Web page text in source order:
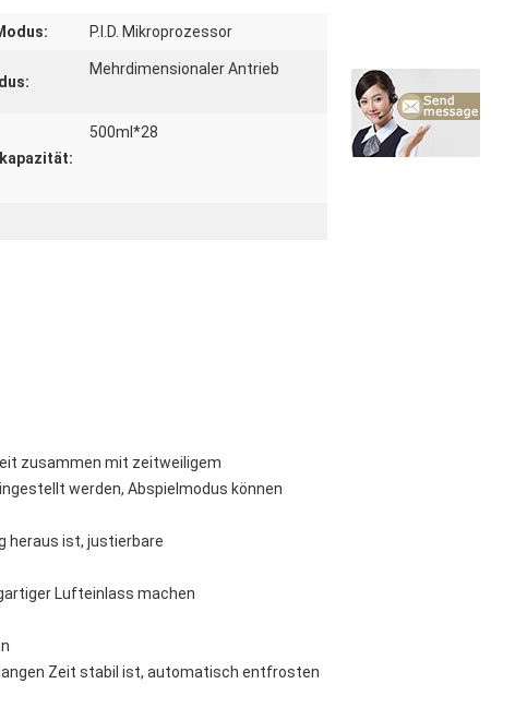
P.I.D. Mikroprozessor
Mehrdimensionaler Antrieb
500ml*28
zusammen mit zeitweiligem
werden, Abspielmodus können
heraus ist, justierbare
Lufteinlass machen
Zeit stabil ist, automatisch entfrosten